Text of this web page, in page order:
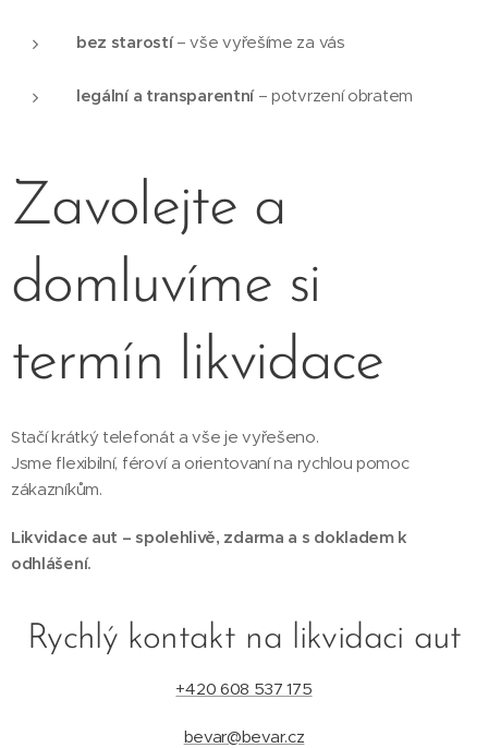
bez starostí– vše vyřešíme za vás
legální a transparentní– potvrzení obratem
Zavolejte a
domluvíme si
termín likvidace
Stačí krátký telefonát a vše je vyřešeno.
Jsme flexibilní, féroví a orientovaní na rychlou pomoc
zákazníkům.
Likvidace aut – spolehlivě, zdarma a s dokladem k
odhlášení.
Rychlý kontakt na likvidaci aut
+420 608 537 175
bevar@bevar.cz